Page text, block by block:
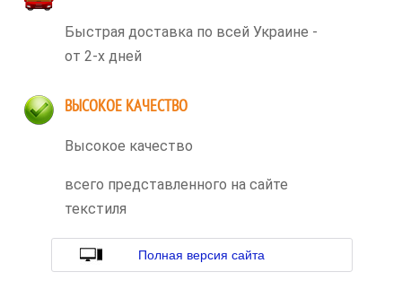
Быстрая доставка по всей Украине -
от 2-х дней
ВЫСОКОЕ КАЧЕСТВО
Высокое качество
всего представленного на сайте
текстиля
Полная версия сайта